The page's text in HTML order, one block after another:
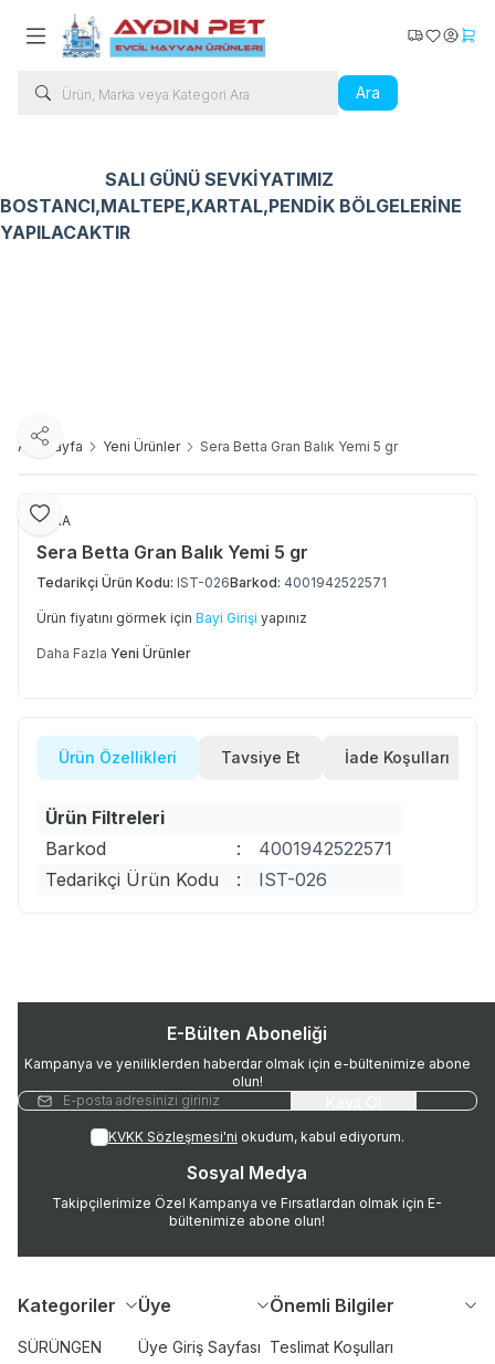
Ara
Kargo Takip
Favorilerim
SALI GÜNÜ SEVKİYATIMIZ
BOSTANCI,MALTEPE,KARTAL,PENDİK BÖLGELERİNE
YAPILACAKTIR
Ana Sayfa Yeni Ürünler Sera Betta Gran Balık Yemi 5 gr
Favoriye Ekle
Paylaş
SERA
Sera Betta Gran Balık Yemi 5 gr
Tedarikçi Ürün Kodu: IST-026Barkod: 4001942522571
Ürün fiyatını görmek için Bayi Girişi yapınız
Daha Fazla Yeni Ürünler
Ürün Özellikleri Tavsiye Et İade Koşulları
Ürün Filtreleri
Barkod
:
4001942522571
Tedarikçi Ürün Kodu
: IST-026
E-Bülten Aboneliği
Kampanya ve yeniliklerden haberdar olmak için e-bültenimize abone
olun!
KVKK Sözleşmesi'ni okudum, kabul ediyorum.
Sosyal Medya
Takipçilerimize Özel Kampanya ve Fırsatlardan olmak için E-
bültenimize abone olun!
Kategoriler
SÜRÜNGEN
Üye
Üye Giriş Sayfası
Önemli Bilgiler
Teslimat Koşulları